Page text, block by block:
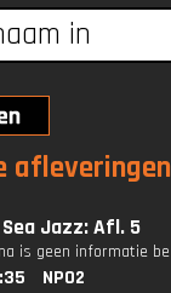
afleveringen
Jazz: Afl. 5
is geen informatie
NPO2